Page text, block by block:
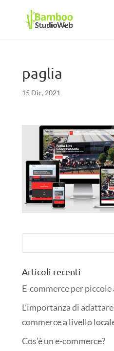
paglia
15 Dic, 2021
Articoli recenti
E-commerce per
L’importanza di
commerce a livello
Cos’è un e-commerce?